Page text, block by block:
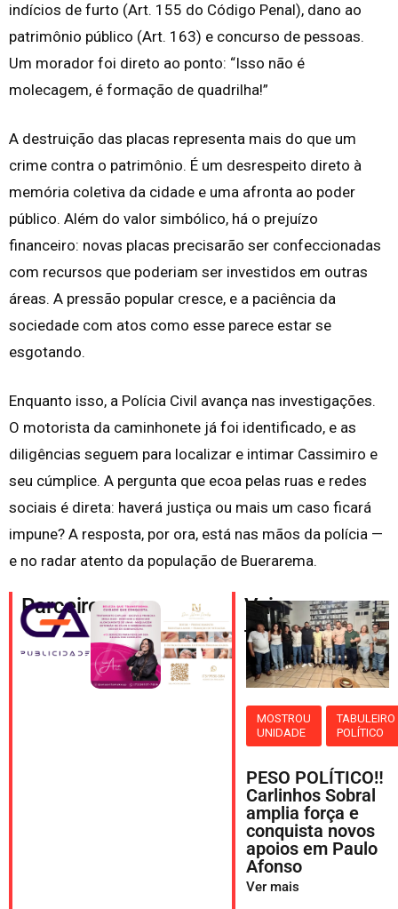
indícios de furto (Art. 155 do Código Penal), dano ao
patrimônio público (Art. 163) e concurso de pessoas.
Um morador foi direto ao ponto: “Isso não é
molecagem, é formação de quadrilha!”
A destruição das placas representa mais do que um
crime contra o patrimônio. É um desrespeito direto à
memória coletiva da cidade e uma afronta ao poder
público. Além do valor simbólico, há o prejuízo
financeiro: novas placas precisarão ser confeccionadas
com recursos que poderiam ser investidos em outras
áreas. A pressão popular cresce, e a paciência da
sociedade com atos como esse parece estar se
esgotando.
Enquanto isso, a Polícia Civil avança nas investigações.
O motorista da caminhonete já foi identificado, e as
diligências seguem para localizar e intimar Cassimiro e
seu cúmplice. A pergunta que ecoa pelas ruas e redes
sociais é direta: haverá justiça ou mais um caso ficará
impune? A resposta, por ora, está nas mãos da polícia —
e no radar atento da população de Buerarema.
Parceiros
Veja
também
MOSTROU
UNIDADE
TABULEIRO
POLÍTICO
PESO POLÍTICO‼️
Carlinhos Sobral
amplia força e
conquista novos
apoios em Paulo
Afonso
Ver mais